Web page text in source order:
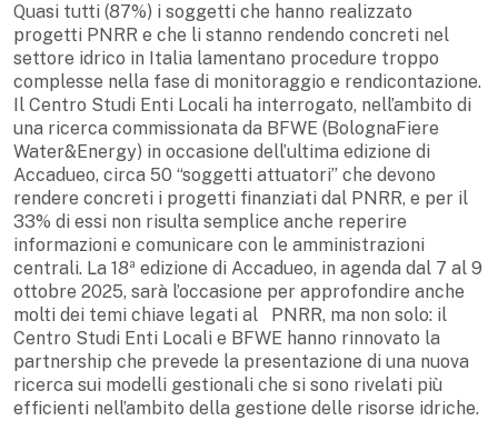
Quasi tutti (87%) i soggetti che hanno realizzato
progetti PNRR e che li stanno rendendo concreti nel
settore idrico in Italia lamentano procedure troppo
complesse nella fase di monitoraggio e rendicontazione.
Il Centro Studi Enti Locali ha interrogato, nell’ambito di
una ricerca commissionata da BFWE (BolognaFiere
Water&Energy) in occasione dell’ultima edizione di
Accadueo, circa 50 “soggetti attuatori” che devono
rendere concreti i progetti finanziati dal PNRR, e per il
33% di essi non risulta semplice anche reperire
informazioni e comunicare con le amministrazioni
centrali. La 18ª edizione di Accadueo, in agenda dal 7 al 9
ottobre 2025, sarà l’occasione per approfondire anche
molti dei temi chiave legati al PNRR, ma non solo: il
Centro Studi Enti Locali e BFWE hanno rinnovato la
partnership che prevede la presentazione di una nuova
ricerca sui modelli gestionali che si sono rivelati più
efficienti nell’ambito della gestione delle risorse idriche.